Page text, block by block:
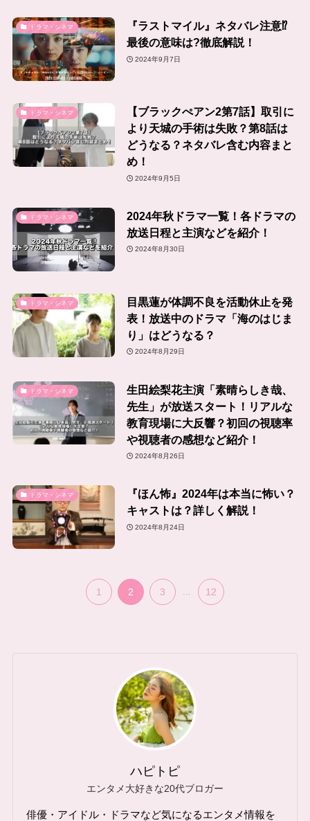
ドラマ・シネマ
『ラストマイル』ネタバレ注意⁉
最後の意味は?徹底解説！
2024年9月7日
ドラマ・シネマ
【ブラックぺアン2第7話】取引に
より天城の手術は失敗？第8話は
どうなる？ネタバレ含む内容まと
め！
2024年9月5日
ドラマ・シネマ
2024年秋ドラマ一覧！各ドラマの
放送日程と主演などを紹介！
2024年8月30日
ドラマ・シネマ
目黒蓮が体調不良を活動休止を発
表！放送中のドラマ「海のはじま
り」はどうなる？
2024年8月29日
ドラマ・シネマ
生田絵梨花主演「素晴らしき哉、
先生」が放送スタート！リアルな
教育現場に大反響？初回の視聴率
や視聴者の感想など紹介！
2024年8月26日
ドラマ・シネマ
『ほん怖』2024年は本当に怖い？
キャストは？詳しく解説！
2024年8月24日
1 2 3 ... 12
ハピトピ
エンタメ大好きな20代ブロガー
俳優・アイドル・ドラマなど気になるエンタメ情報を